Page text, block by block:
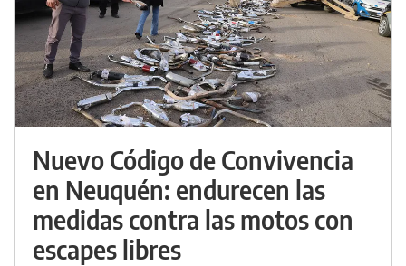
Nuevo Código de Convivencia
en Neuquén: endurecen las
medidas contra las motos con
escapes libres